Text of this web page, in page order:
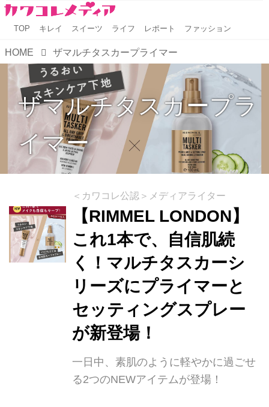
TOP キレイ スイーツ ライフ レポート ファッション
HOME ザマルチタスカープライマー
ザマルチタスカープラ
イマー
＜カワコレ公認＞メディアライター
【RIMMEL LONDON】
これ1本で、自信肌続
く！マルチタスカーシ
リーズにプライマーと
セッティングスプレー
が新登場！
一日中、素肌のように軽やかに過ごせ
る2つのNEWアイテムが登場！